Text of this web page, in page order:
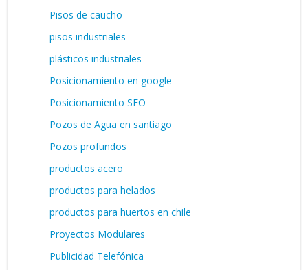
Pisos de caucho
pisos industriales
plásticos industriales
Posicionamiento en google
Posicionamiento SEO
Pozos de Agua en santiago
Pozos profundos
productos acero
productos para helados
productos para huertos en chile
Proyectos Modulares
Publicidad Telefónica